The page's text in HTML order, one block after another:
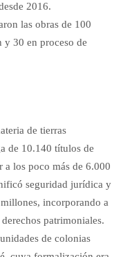
2016.
las obras de 100
y 30 en proceso de
de tierras
de 10.140 títulos de
a los poco más de 6.000
seguridad jurídica y
incorporando a
patrimoniales.
de colonias